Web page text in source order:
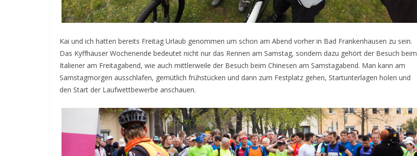
Kai und ich hatten bereits Freitag Urlaub genommen um schon am Abend vorher in Bad Frankenhausen zu sein.
Das Kyffhäuser Wochenende bedeutet nicht nur das Rennen am Samstag, sondern dazu gehört der Besuch beim
Italiener am Freitagabend, wie auch mittlerweile der Besuch beim Chinesen am Samstagabend. Man kann am
Samstagmorgen ausschlafen, gemütlich frühstücken und dann zum Festplatz gehen, Startunterlagen holen und
den Start der Laufwettbewerbe anschauen.